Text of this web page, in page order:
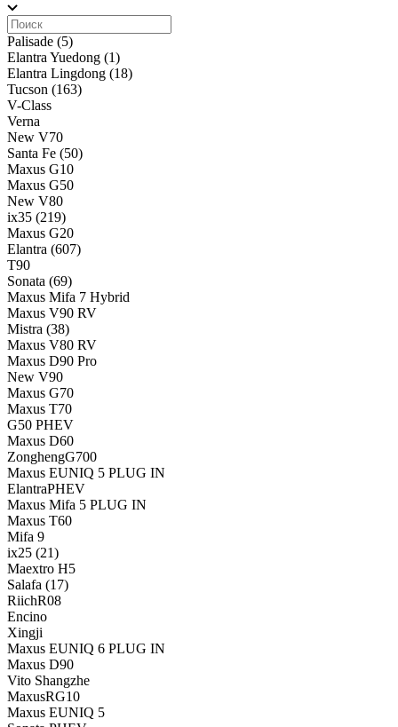
Palisade (5)
Elantra Yuedong (1)
Elantra Lingdong (18)
Tucson (163)
V-Class
Verna
New V70
Santa Fe (50)
Maxus G10
Maxus G50
New V80
ix35 (219)
Maxus G20
Elantra (607)
T90
Sonata (69)
Maxus Mifa 7 Hybrid
Maxus V90 RV
Mistra (38)
Maxus V80 RV
Maxus D90 Pro
New V90
Maxus G70
Maxus T70
G50 PHEV
Maxus D60
ZonghengG700
Maxus EUNIQ 5 PLUG IN
ElantraPHEV
Maxus Mifa 5 PLUG IN
Maxus T60
Mifa 9
ix25 (21)
Maextro H5
Salafa (17)
RiichR08
Encino
Xingji
Maxus EUNIQ 6 PLUG IN
Maxus D90
Vito Shangzhe
MaxusRG10
Maxus EUNIQ 5